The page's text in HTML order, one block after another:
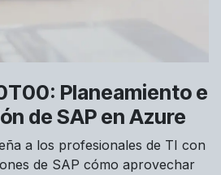
Planeamiento e
de SAP en Azure
a los profesionales de TI con
de SAP cómo aprovechar